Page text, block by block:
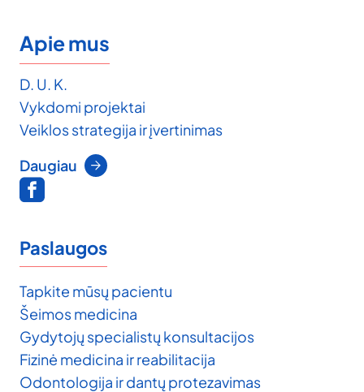
Apie mus
D. U. K.
Vykdomi projektai
Veiklos strategija ir įvertinimas
Daugiau
Paslaugos
Tapkite mūsų pacientu
Šeimos medicina
Gydytojų specialistų konsultacijos
Fizinė medicina ir reabilitacija
Odontologija ir dantų protezavimas